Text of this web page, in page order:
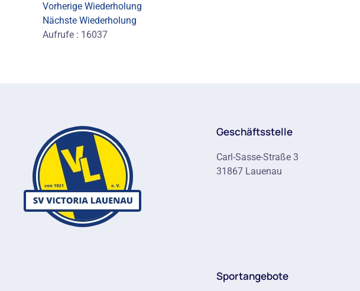
Vorherige Wiederholung
Nächste Wiederholung
Aufrufe : 16037
Geschäftsstelle
Carl-Sasse-Straße 3
31867 Lauenau
Sportangebote